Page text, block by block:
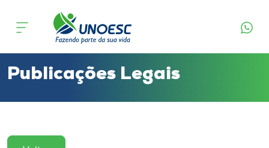
Cursos
Atendimento ao Estudante
Publicações Legais